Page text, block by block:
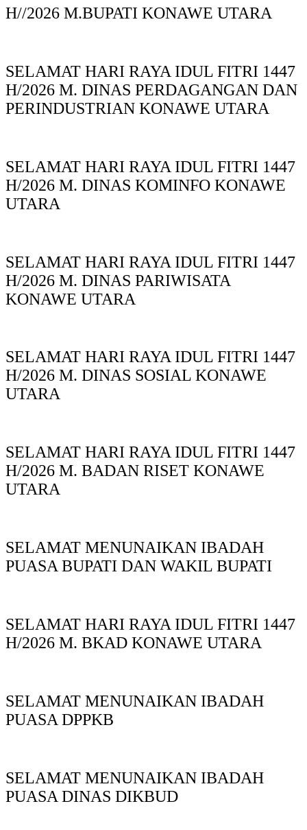
H//2026 M.BUPATI KONAWE UTARA
SELAMAT HARI RAYA IDUL FITRI 1447
H/2026 M. DINAS PERDAGANGAN DAN
PERINDUSTRIAN KONAWE UTARA
SELAMAT HARI RAYA IDUL FITRI 1447
H/2026 M. DINAS KOMINFO KONAWE
UTARA
SELAMAT HARI RAYA IDUL FITRI 1447
H/2026 M. DINAS PARIWISATA
KONAWE UTARA
SELAMAT HARI RAYA IDUL FITRI 1447
H/2026 M. DINAS SOSIAL KONAWE
UTARA
SELAMAT HARI RAYA IDUL FITRI 1447
H/2026 M. BADAN RISET KONAWE
UTARA
SELAMAT MENUNAIKAN IBADAH
PUASA BUPATI DAN WAKIL BUPATI
SELAMAT HARI RAYA IDUL FITRI 1447
H/2026 M. BKAD KONAWE UTARA
SELAMAT MENUNAIKAN IBADAH
PUASA DPPKB
SELAMAT MENUNAIKAN IBADAH
PUASA DINAS DIKBUD